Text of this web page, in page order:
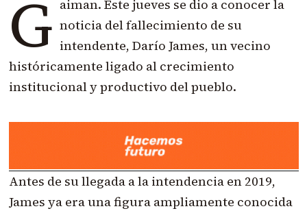
G aiman. Este jueves se dio a conocer la
noticia del fallecimiento de su
intendente, Darío James, un vecino
históricamente ligado al crecimiento
institucional y productivo del pueblo.
Antes de su llegada a la intendencia en 2019,
James ya era una figura ampliamente conocida